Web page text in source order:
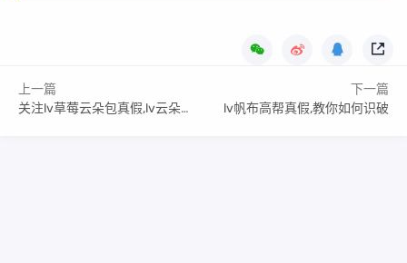
上一篇
关注lv草莓云朵包真假,lv云朵包的上市时间
下一篇
lv帆布高帮真假,教你如何识破